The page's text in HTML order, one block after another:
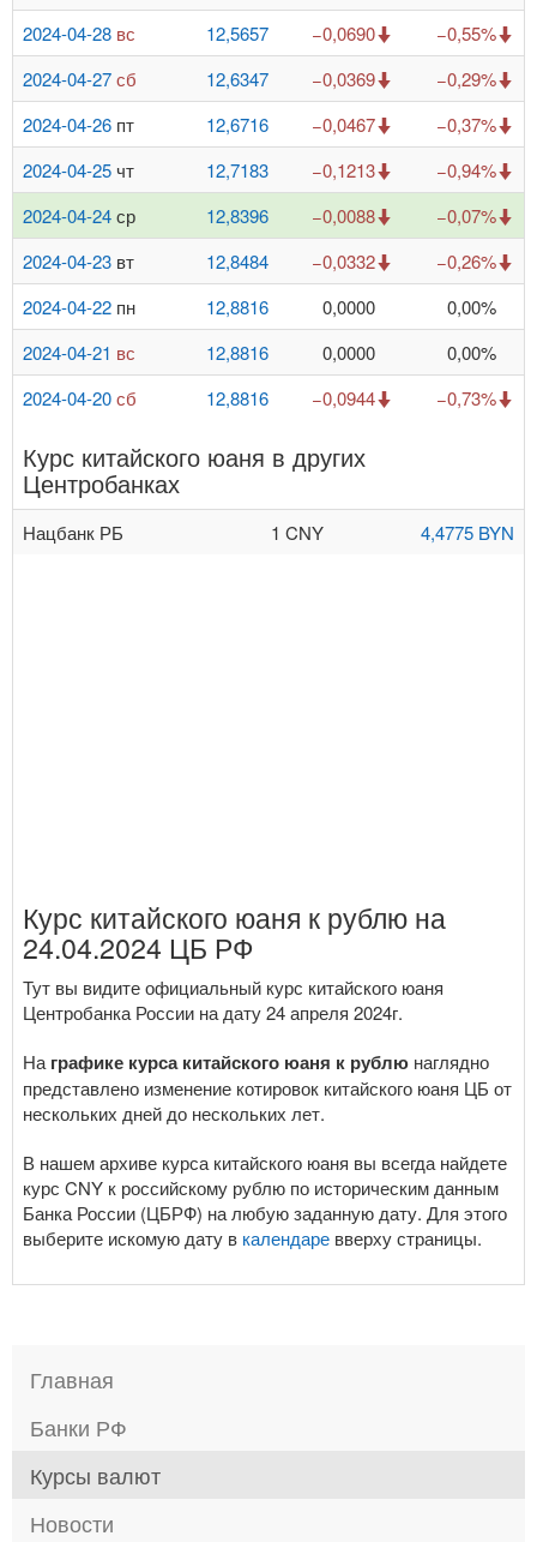
2024-04-28 вс 12,5657 −0,0690
−0,55%
2024-04-27сб 12,6347 −0,0369
−0,29%
2024-04-26 пт 12,6716 −0,0467
−0,37%
2024-04-25 чт 12,7183 −0,1213
−0,94%
2024-04-24ср 12,8396 −0,0088
−0,07%
2024-04-23 вт 12,8484 −0,0332
−0,26%
2024-04-22 пн 12,8816 0,0000
0,00%
2024-04-21 вс 12,8816 0,0000
0,00%
2024-04-20сб 12,8816 −0,0944 −0,73%
Курс китайского юаня в других
Центробанках
Нацбанк РБ 1 CNY 4,4775 BYN
Курс китайского юаня к рублю на
24.04.2024 ЦБ РФ
Тут вы видите официальный курс китайского юаня
Центробанка России на дату 24 апреля 2024г.
На графике курса китайского юаня к рублю наглядно
представлено изменение котировок китайского юаня ЦБ от
нескольких дней до нескольких лет.
В нашем архиве курса китайского юаня вы всегда найдете
курс CNY к российскому рублю по историческим данным
Банка России (ЦБРФ) на любую заданную дату. Для этого
выберите искомую дату в календаре вверху страницы.
Главная
Банки РФ
Курсы валют
Новости